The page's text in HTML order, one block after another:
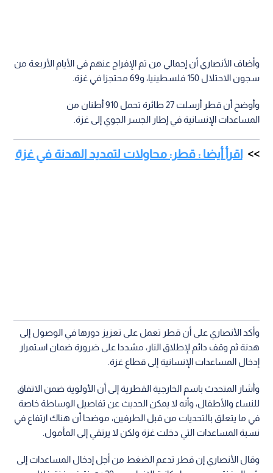
وأضاف الأنصاري أن إجمالي من تم الإفراج عنهم في الأيام الأربعة من
سجون الاحتلال 150 فلسطينيا، و69 محتجزا في غزة.
وأوضح أن قطر أرسلت 27 طائرة تحمل 910 أطنان من
المساعدات الإنسانية في إطار الجسر الجوي إلى غزة.
اقرأ أيضا : قطر: محاولات لتمديد الهدنة في غزة
وأكد الأنصاري على أن قطر تعمل على تعزيز دورها في الوصول إلى
هدنة ثم وقف دائم لإطلاق النار، مشددا على ضرورة ضمان استمرار
إدخال المساعدات الإنسانية إلى قطاع غزة.
وأشار المتحدث باسم الخارجية القطرية إلى أن الأولوية ضمن الاتفاق
للنساء والأطفال، وأنه لا يمكن الحديث عن تفاصيل الوساطة خاصة
في ما يتعلق بالتحديات من قبل الطرفين، موضحا أن هناك ارتفاع في
نسبة المساعدات التي دخلت غزة ولكن لا يرتقي إلى المأمول.
وقال الأنصاري إن قطر تدعم الضغط من أجل إدخال المساعدات إلى